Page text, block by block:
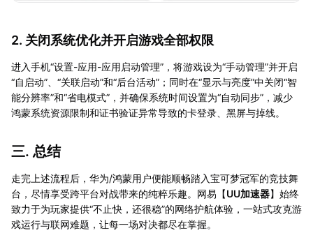
2. 关闭系统优化并开启游戏全部权限
进入手机“设置-应用-应用启动管理”，将游戏设为“手动管理”并开启
“自启动”、“关联启动”和“后台活动”；同时在“显示与亮度”中关闭“智
能分辨率”和“省电模式”，并确保系统时间设置为“自动同步”，减少
鸿蒙系统资源限制和证书验证异常导致的卡登录、黑屏与掉线。
三. 总结
走完上述流程后，华为/鸿蒙用户便能顺畅踏入宝可梦冠军的竞技舞
台，尽情享受跨平台对战带来的纯粹乐趣。网易【UU加速器】始终
致力于为玩家提供“不止快，还很稳”的网络护航体验，一站式攻克游
戏运行与联网难题，让每一场对决都尽在掌握。